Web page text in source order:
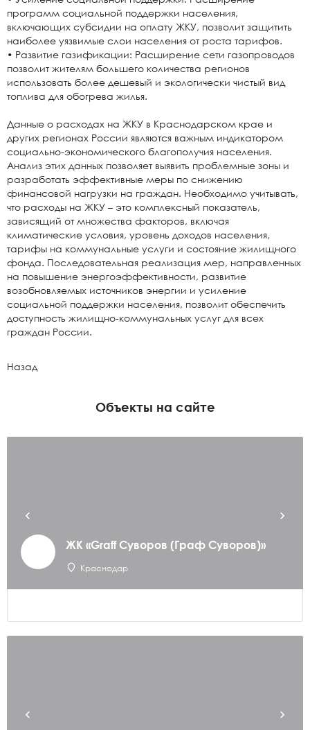
программ социальной поддержки населения,
включающих субсидии на оплату ЖКУ, позволит защитить
наиболее уязвимые слои населения от роста тарифов.
• Развитие газификации: Расширение сети газопроводов
позволит жителям большего количества регионов
использовать более дешевый и экологически чистый вид
топлива для обогрева жилья.
Данные о расходах на ЖКУ в Краснодарском крае и
других регионах России являются важным индикатором
социально-экономического благополучия населения.
Анализ этих данных позволяет выявить проблемные зоны и
разработать эффективные меры по снижению
финансовой нагрузки на граждан. Необходимо учитывать,
что расходы на ЖКУ – это комплексный показатель,
зависящий от множества факторов, включая
климатические условия, уровень доходов населения,
тарифы на коммунальные услуги и состояние жилищного
фонда. Последовательная реализация мер, направленных
на повышение энергоэффективности, развитие
возобновляемых источников энергии и усиление
социальной поддержки населения, позволит обеспечить
доступность жилищно-коммунальных услуг для всех
граждан России.
Назад
Объекты на сайте
ЖК «Graff Суворов (Граф Суворов)»
Краснодар